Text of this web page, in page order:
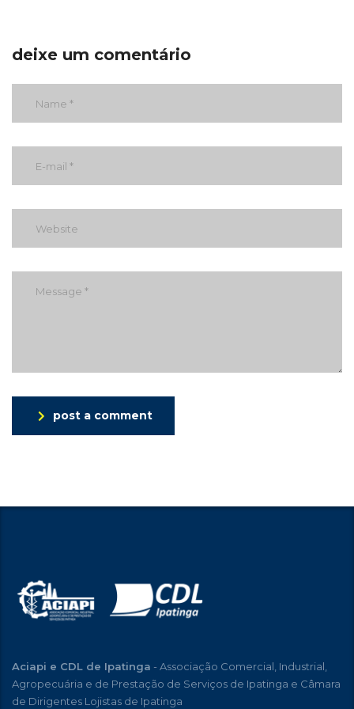
deixe um comentário
post a comment
Aciapi e CDL de Ipatinga - Associação Comercial, Industrial,
Agropecuária e de Prestação de Serviços de Ipatinga e Câmara
de Dirigentes Lojistas de Ipatinga